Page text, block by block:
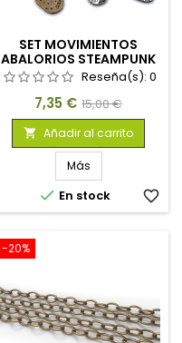
SET MOVIMIENTOS
ABALORIOS STEAMPUNK
Reseña(s): 0
Precio
7,35 € Precio
base
15,00 €
 Añadir al carrito
Más
 En stock favorite_border
-20%